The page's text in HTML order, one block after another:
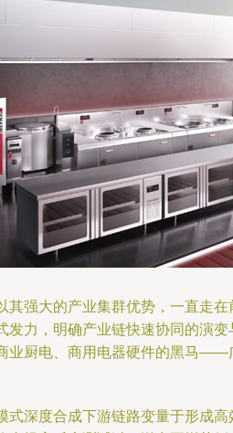
强大的产业集群优势，一直走
力，明确产业链快速协同的演
业厨电、商用电器硬件的黑马
深度合成下游链路变量于形成